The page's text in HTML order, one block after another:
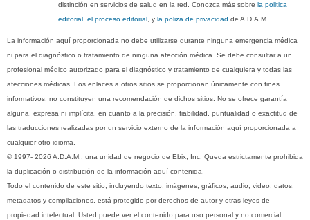
distinción en servicios de salud en la red. Conozca más sobre la politica
editorial, el proceso editorial , y la poliza de privacidad de A.D.A.M.
La información aquí proporcionada no debe utilizarse durante ninguna emergencia médica
ni para el diagnóstico o tratamiento de ninguna afección médica. Se debe consultar a un
profesional médico autorizado para el diagnóstico y tratamiento de cualquiera y todas las
afecciones médicas. Los enlaces a otros sitios se proporcionan únicamente con fines
informativos; no constituyen una recomendación de dichos sitios. No se ofrece garantía
alguna, expresa ni implícita, en cuanto a la precisión, fiabilidad, puntualidad o exactitud de
las traducciones realizadas por un servicio externo de la información aquí proporcionada a
cualquier otro idioma.
© 1997- 2026 A.D.A.M., una unidad de negocio de Ebix, Inc. Queda estrictamente prohibida
la duplicación o distribución de la información aquí contenida.
Todo el contenido de este sitio, incluyendo texto, imágenes, gráficos, audio, video, datos,
metadatos y compilaciones, está protegido por derechos de autor y otras leyes de
propiedad intelectual. Usted puede ver el contenido para uso personal y no comercial.